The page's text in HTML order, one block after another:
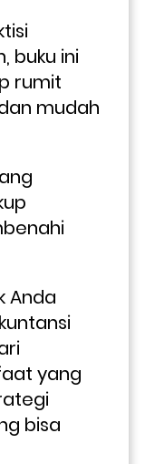
buku ini
rumit
mudah
Anda
yang
bisa